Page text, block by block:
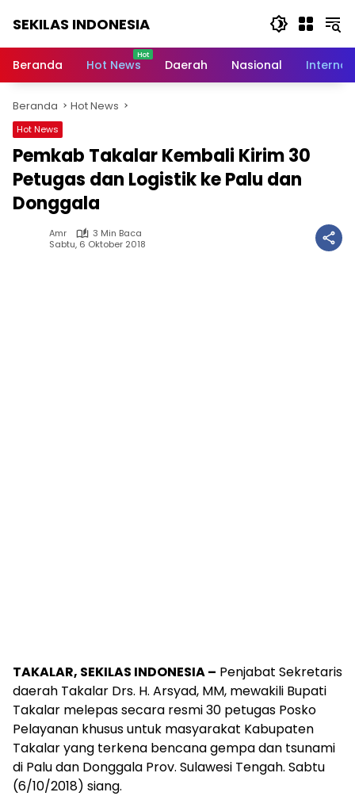
SEKILAS INDONESIA
Terkini,
Latest
World,
Headlines,
News
Today
Beranda Hot News Daerah Nasional
Beranda Hot News
Hot News
Pemkab Takalar Kembali Kirim 30
Petugas dan Logistik ke Palu dan
Donggala
Amr
3 Min Baca
Sabtu, 6 Oktober 2018
TAKALAR, SEKILAS INDONESIA – Penjabat Sekretaris
daerah Takalar Drs. H. Arsyad, MM, mewakili Bupati
Takalar melepas secara resmi 30 petugas Posko
Pelayanan khusus untuk masyarakat Kabupaten
Takalar yang terkena bencana gempa dan tsunami
di Palu dan Donggala Prov. Sulawesi Tengah. Sabtu
(6/10/2018) siang.